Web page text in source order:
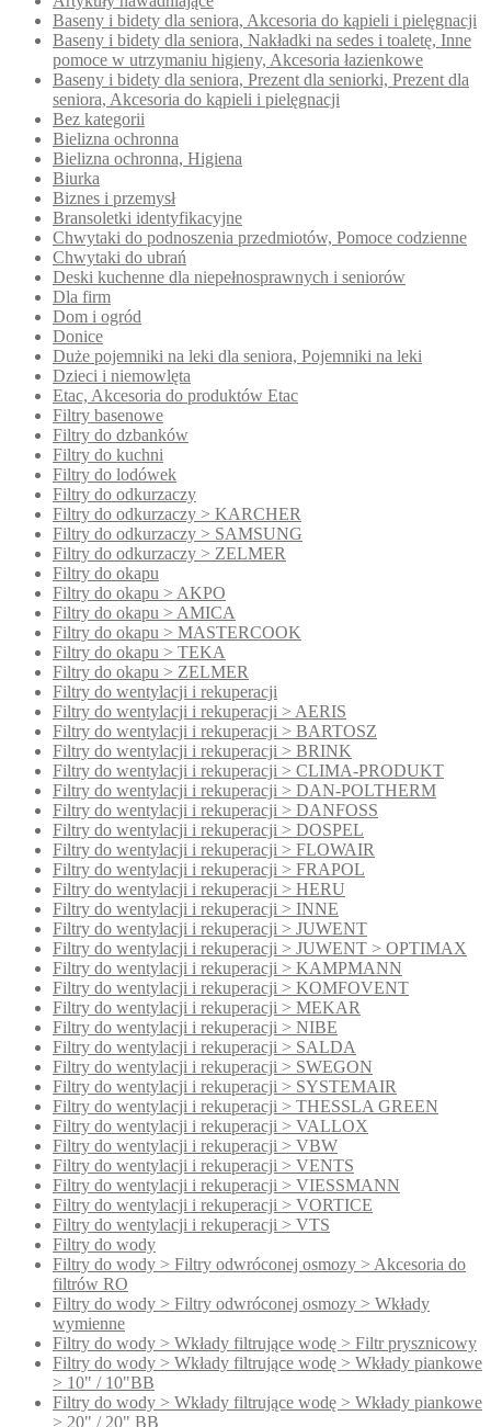
Baseny i bidety dla seniora, Akcesoria do kąpieli i pielęgnacji
Baseny i bidety dla seniora, Nakładki na sedes i toaletę, Inne
pomoce w utrzymaniu higieny, Akcesoria łazienkowe
Baseny i bidety dla seniora, Prezent dla seniorki, Prezent dla
seniora, Akcesoria do kąpieli i pielęgnacji
Bez kategorii
Bielizna ochronna
Bielizna ochronna, Higiena
Biurka
Biznes i przemysł
Bransoletki identyfikacyjne
Chwytaki do podnoszenia przedmiotów, Pomoce codzienne
Chwytaki do ubrań
Deski kuchenne dla niepełnosprawnych i seniorów
Dla firm
Dom i ogród
Donice
Duże pojemniki na leki dla seniora, Pojemniki na leki
Dzieci i niemowlęta
Etac, Akcesoria do produktów Etac
Filtry basenowe
Filtry do dzbanków
Filtry do kuchni
Filtry do lodówek
Filtry do odkurzaczy
Filtry do odkurzaczy > KARCHER
Filtry do odkurzaczy > SAMSUNG
Filtry do odkurzaczy > ZELMER
Filtry do okapu
Filtry do okapu > AKPO
Filtry do okapu > AMICA
Filtry do okapu > MASTERCOOK
Filtry do okapu > TEKA
Filtry do okapu > ZELMER
Filtry do wentylacji i rekuperacji
Filtry do wentylacji i rekuperacji > AERIS
Filtry do wentylacji i rekuperacji > BARTOSZ
Filtry do wentylacji i rekuperacji > BRINK
Filtry do wentylacji i rekuperacji > CLIMA-PRODUKT
Filtry do wentylacji i rekuperacji > DAN-POLTHERM
Filtry do wentylacji i rekuperacji > DANFOSS
Filtry do wentylacji i rekuperacji > DOSPEL
Filtry do wentylacji i rekuperacji > FLOWAIR
Filtry do wentylacji i rekuperacji > FRAPOL
Filtry do wentylacji i rekuperacji > HERU
Filtry do wentylacji i rekuperacji > INNE
Filtry do wentylacji i rekuperacji > JUWENT
Filtry do wentylacji i rekuperacji > JUWENT > OPTIMAX
Filtry do wentylacji i rekuperacji > KAMPMANN
Filtry do wentylacji i rekuperacji > KOMFOVENT
Filtry do wentylacji i rekuperacji > MEKAR
Filtry do wentylacji i rekuperacji > NIBE
Filtry do wentylacji i rekuperacji > SALDA
Filtry do wentylacji i rekuperacji > SWEGON
Filtry do wentylacji i rekuperacji > SYSTEMAIR
Filtry do wentylacji i rekuperacji > THESSLA GREEN
Filtry do wentylacji i rekuperacji > VALLOX
Filtry do wentylacji i rekuperacji > VBW
Filtry do wentylacji i rekuperacji > VENTS
Filtry do wentylacji i rekuperacji > VIESSMANN
Filtry do wentylacji i rekuperacji > VORTICE
Filtry do wentylacji i rekuperacji > VTS
Filtry do wody
Filtry do wody > Filtry odwróconej osmozy > Akcesoria do
filtrów RO
Filtry do wody > Filtry odwróconej osmozy > Wkłady
wymienne
Filtry do wody > Wkłady filtrujące wodę > Filtr prysznicowy
Filtry do wody > Wkłady filtrujące wodę > Wkłady piankowe
> 10" / 10"BB
Filtry do wody > Wkłady filtrujące wodę > Wkłady piankowe
> 20" / 20" BB